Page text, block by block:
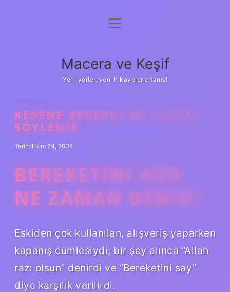
Anasayfa
Yasal Uyarı
menüyü
Macera ve Keşif
Yeni yerler, yeni hikayelerle tanış!
KESENE BEREKET NE ZAMAN
SÖYLENIR
Tarih: Ekim 24, 2024
BEREKETINI GÖR
NE ZAMAN DENIR?
Eskiden çok kullanılan, alışveriş yaparken
kapanış cümlesiydi; bir şey alınca “Allah
razı olsun” denirdi ve “Bereketini say”
diye karşılık verilirdi.